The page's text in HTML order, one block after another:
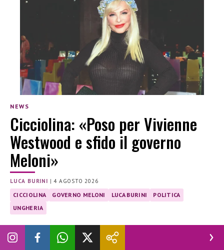
NEWS
Cicciolina: «Poso per Vivienne
Westwood e sfido il governo
Meloni»
LUCA BURINI |4 AGOSTO 2026
CICCIOLINA GOVERNO MELONI LUCA BURINI
POLITICA
UNGHERIA
Ilona Staller torna a far parlare di sé come volto della
campagna della storica maison britannica. Intanto, prepara